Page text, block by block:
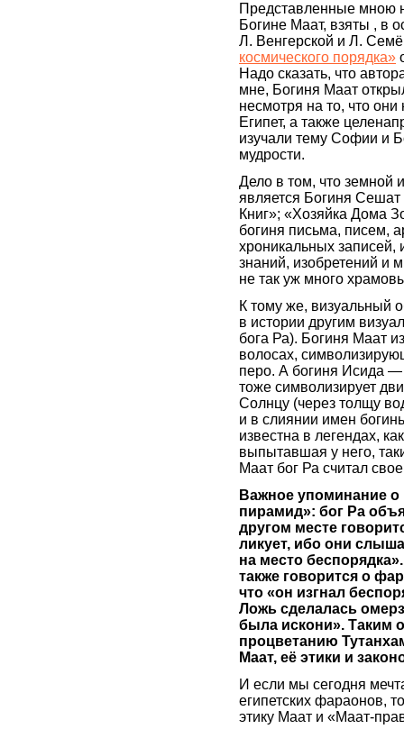
Представленные мною
Богине Маат, взяты , в
Л. Венгерской и Л.
космического порядка»
Надо сказать, что
мне, Богиня Маат
несмотря на то, что они
Египет, а также
изучали тему Софии и
мудрости.
Дело в том, что земной
является Богиня
Книг»; «Хозяйка Дома
богиня письма, писем,
хроникальных записей,
знаний, изобретений и
не так уж много
К тому же, визуальный
в истории другим
бога Ра). Богиня Маат
волосах,
перо. А богиня Исида —
тоже символизирует
Солнцу (через толщу
и в слиянии имен
известна в легендах,
выпытавшая у него,
Маат бог Ра считал
Важное упоминание о
пирамид»: бог Ра
другом месте
ликует, ибо они
на место
также говорится о
что «он изгнал
Ложь сделалась
была искони». Таким
процветанию
Маат, её этики и
И если мы сегодня
египетских фараонов,
этику Маат и «Маат-